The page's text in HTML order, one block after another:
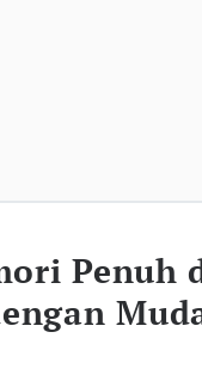
Penuh